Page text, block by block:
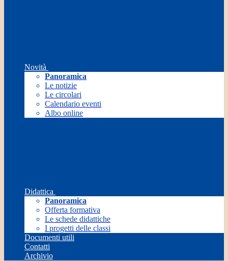
Novità
Panoramica
Le notizie
Le circolari
Calendario eventi
Albo online
Didattica
Panoramica
Offerta formativa
Le schede didattiche
I progetti delle classi
Documenti utili
Contatti
Archivio